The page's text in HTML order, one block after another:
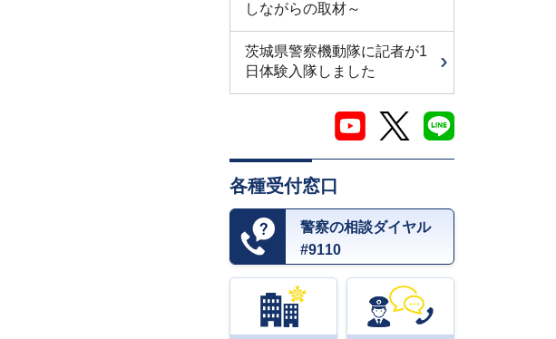
しながらの取材～
茨城県警察機動隊に記者が1
日体験入隊しました
各種受付窓口
警察の相談ダイヤル
#9110